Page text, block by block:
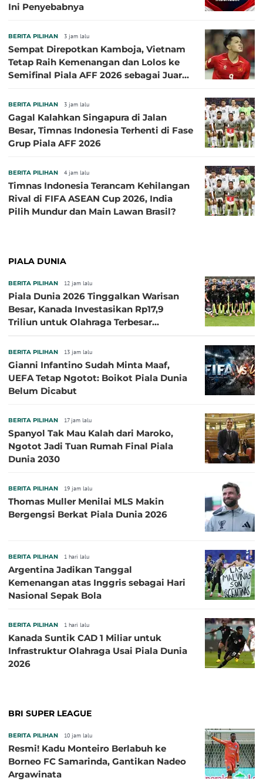
Ini Penyebabnya
BERITA PILIHAN 3 jam lalu
Sempat Direpotkan Kamboja, Vietnam
Tetap Raih Kemenangan dan Lolos ke
Semifinal Piala AFF 2026 sebagai Juara
BERITA PILIHAN 3 jam lalu
Gagal Kalahkan Singapura di Jalan
Besar, Timnas Indonesia Terhenti di Fase
Grup Piala AFF 2026
BERITA PILIHAN 4 jam lalu
Timnas Indonesia Terancam Kehilangan
Rival di FIFA ASEAN Cup 2026, India
Pilih Mundur dan Main Lawan Brasil?
PIALA DUNIA
BERITA PILIHAN 12 jam lalu
Piala Dunia 2026 Tinggalkan Warisan
Besar, Kanada Investasikan Rp17,9
Triliun untuk Olahraga Terbesar
BERITA PILIHAN 13 jam lalu
Gianni Infantino Sudah Minta Maaf,
UEFA Tetap Ngotot: Boikot Piala Dunia
Belum Dicabut
BERITA PILIHAN 17 jam lalu
Spanyol Tak Mau Kalah dari Maroko,
Ngotot Jadi Tuan Rumah Final Piala
Dunia 2030
BERITA PILIHAN 19 jam lalu
Thomas Muller Menilai MLS Makin
Bergengsi Berkat Piala Dunia 2026
BERITA PILIHAN 1 hari lalu
Argentina Jadikan Tanggal
Kemenangan atas Inggris sebagai Hari
Nasional Sepak Bola
BERITA PILIHAN 1 hari lalu
Kanada Suntik CAD 1 Miliar untuk
Infrastruktur Olahraga Usai Piala Dunia
2026
BRI SUPER LEAGUE
BERITA PILIHAN 10 jam lalu
Resmi! Kadu Monteiro Berlabuh ke
Borneo FC Samarinda, Gantikan Nadeo
Argawinata